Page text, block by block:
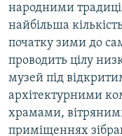
народними
найбільша
початку зими до
проводить цілу
музей під
архітектурними
храмами,
приміщеннях